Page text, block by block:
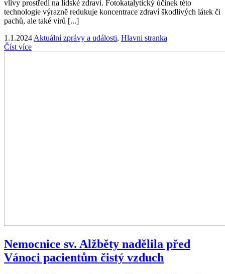
vlivy prostředí na lidské zdraví. Fotokatalytický účinek této
technologie výrazně redukuje koncentrace zdraví škodlivých látek či
pachů, ale také virů [...]
1.1.2024 Aktuální zprávy a události, Hlavni stranka
Číst více
Nemocnice sv. Alžběty nadělila před
Vánoci pacientům čistý vzduch